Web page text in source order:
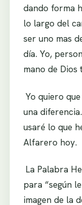
dando forma
lo largo del
ser uno mas
día. Yo,
mano de Dios
Yo quiero
una
usaré lo que
Alfarero hoy.
La Palabra
para “según
imagen de la